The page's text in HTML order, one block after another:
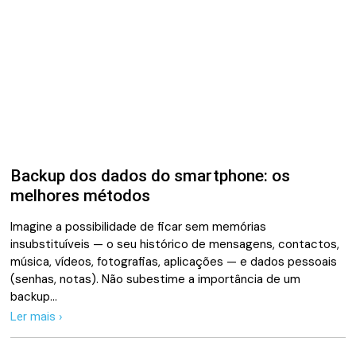
Backup dos dados do smartphone: os
melhores métodos
Imagine a possibilidade de ficar sem memórias
insubstituíveis — o seu histórico de mensagens, contactos,
música, vídeos, fotografias, aplicações — e dados pessoais
(senhas, notas). Não subestime a importância de um
backup…
Ler mais ›